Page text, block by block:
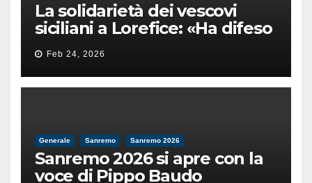
La solidarietà dei vescovi
siciliani a Lorefice: «Ha difeso
il valore e la dignità
dell’umanità»
Feb 24, 2026
Generale Sanremo Sanremo 2026
Sanremo 2026 si apre con la
voce di Pippo Baudo